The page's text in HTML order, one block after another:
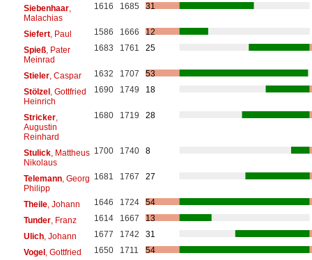
Siebenhaar,
Malachias
1616 1685 31
Siefert, Paul 1586 1666
12
Spieß, Pater
Meinrad
1683 1761 25
Stieler, Caspar 1632 1707
53
Stölzel, Gottfried
Heinrich
1690 1749 18
Stricker,
Augustin
Reinhard
1680 1719 28
Stulick, Mattheus
Nikolaus
1700 1740 8
Telemann, Georg
Philipp
1681 1767 27
Theile, Johann 1646 1724
54
Tunder, Franz 1614 1667
13
Ulich, Johann 1677 1742
31
Vogel, Gottfried 1650 1711
54